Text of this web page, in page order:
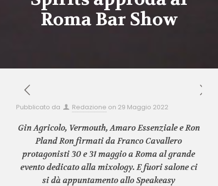
Roma Bar Show
Pubblicato da Redazione on 29 Maggio 2022
Gin Agricolo, Vermouth, Amaro Essenziale e Ron
Pland Ron firmati da Franco Cavallero
protagonisti 30 e 31 maggio a Roma al grande
evento dedicato alla mixology. E fuori salone ci
si dà appuntamento allo Speakeasy